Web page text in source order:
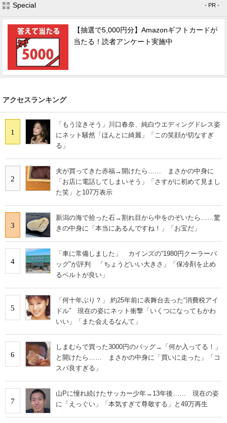
Special - PR -
【抽選で5,000円分】Amazonギフトカードが
当たる！読者アンケート実施中
アクセスランキング
1
「もう泣きそう」川口春奈、純白ウエディングドレス姿
にネット騒然「ほんとに綺麗」「この笑顔が切なすぎ
る」
2
夫が買ってきた赤福→開けたら…… まさかの中身に
「お店に電話してしまいそう」「さすがに初めて見まし
た笑」と107万表示
3
新潟の海で拾った石→割れ目から中をのぞいたら……驚
きの中身に「本当にあるんですね！」「お宝だ」
4
「車に常備しました」 カインズの“1980円クーラーバ
ッグ”が評判 「ちょうどいい大きさ」「保冷剤を止め
るベルトが良い」
5
「何十年ぶり？」 約25年前に表舞台去った“消費税アイ
ドル” 現在の姿にネット衝撃「いくつになってもかわ
いい」「また会えるなんて」
6
しまむらで買った3000円のバッグ→「何か入ってる！」
と開けたら…… まさかの中身に「買いに走った」「コ
スパ良すぎる」
7
山Pに憧れ続けたサッカー少年→13年後…… 現在の姿
に「えっぐい」「本気すぎて尊敬する」と49万再生